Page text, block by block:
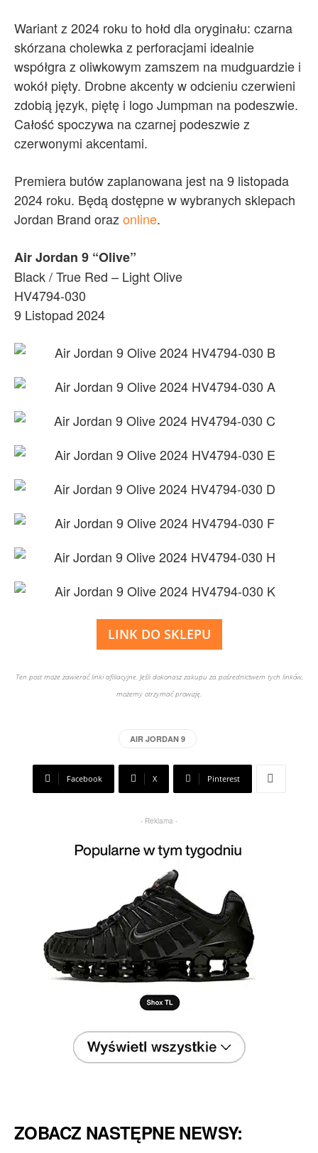
Wariant z 2024 roku to hołd dla oryginału: czarna
skórzana cholewka z perforacjami idealnie
współgra z oliwkowym zamszem na mudguardzie i
wokół pięty. Drobne akcenty w odcieniu czerwieni
zdobią język, piętę i logo Jumpman na podeszwie.
Całość spoczywa na czarnej podeszwie z
czerwonymi akcentami.
Premiera butów zaplanowana jest na 9 listopada
2024 roku. Będą dostępne w wybranych sklepach
Jordan Brand oraz online.
Air Jordan 9 “Olive”
Black / True Red – Light Olive
HV4794-030
9 Listopad 2024
LINK DO SKLEPU
Ten post może zawierać linki afiliacyjne. Jeśli dokonasz zakupu za pośrednictwem tych linków,
możemy otrzymać prowizję.
AIR JORDAN 9
Facebook X Pinterest
- Reklama -
ZOBACZ NASTĘPNE NEWSY: